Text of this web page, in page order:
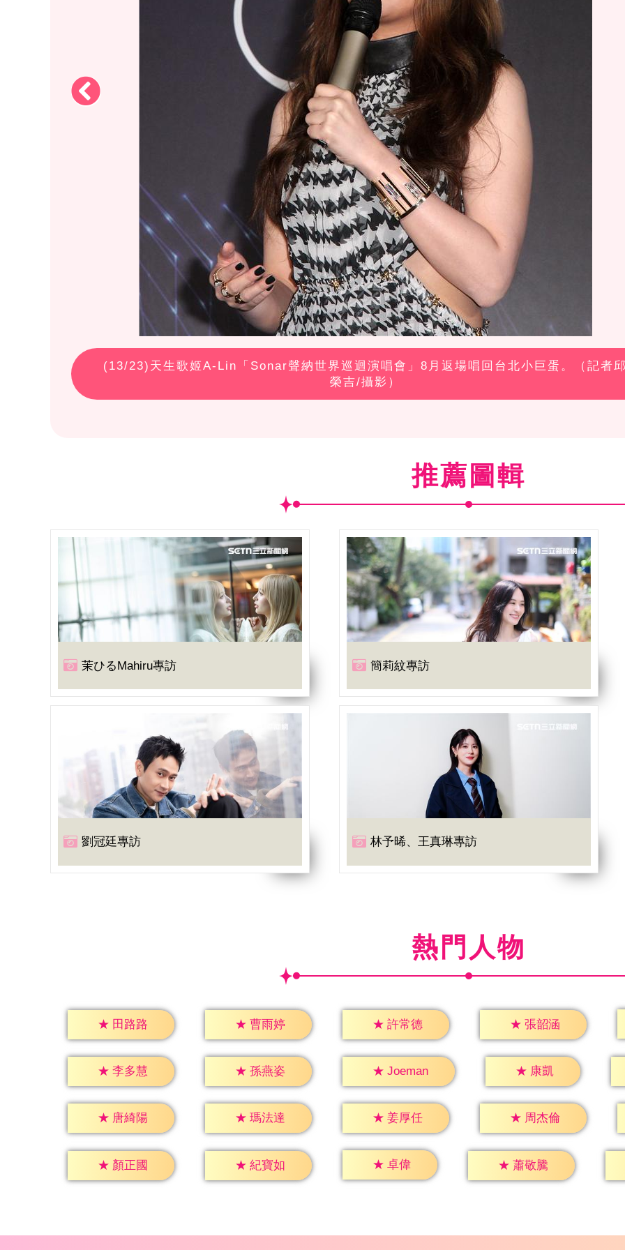
(13/23)天生歌姬A-Lin「Sonar聲納世界巡迴演唱會」8月返場唱回台北小巨蛋。（記者
榮吉/攝影）
推薦圖輯
茉ひるMahiru專訪 簡莉紋專訪
劉冠廷專訪 林予晞、王真琳專訪
熱門人物
★ 田路路 ★ 曹雨婷 ★ 許常德 ★ 張韶涵
★ 李多慧 ★ 孫燕姿 ★ Joeman ★ 康凱
★ 唐綺陽 ★ 瑪法達 ★ 姜厚任 ★ 周杰倫
★ 顏正國 ★ 紀寶如 ★ 卓偉 ★ 蕭敬騰